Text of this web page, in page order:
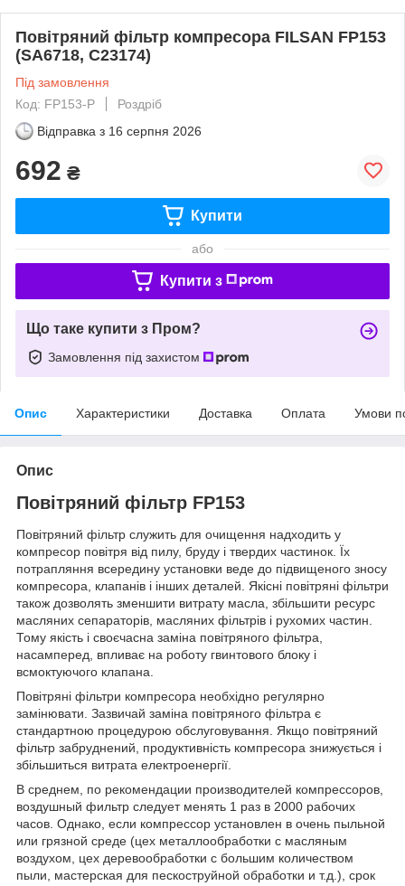
Повітряний фільтр компресора FILSAN FP153
(SA6718, C23174)
Під замовлення
Код: FP153-P
Роздріб
Відправка з 16 серпня 2026
692 ₴
Купити
або
Купити з
Що таке купити з Пром?
Замовлення під захистом
Опис Характеристики Доставка Оплата Умови
Опис
Повітряний фільтр FP153
Повітряний фільтр служить для очищення надходить у
компресор повітря від пилу, бруду і твердих частинок. Їх
потрапляння всередину установки веде до підвищеного зносу
компресора, клапанів і інших деталей. Якісні повітряні фільтри
також дозволять зменшити витрату масла, збільшити ресурс
масляних сепараторів, масляних фільтрів і рухомих частин.
Тому якість і своєчасна заміна повітряного фільтра,
насамперед, впливає на роботу гвинтового блоку і
всмоктуючого клапана.
Повітряні фільтри компресора необхідно регулярно
замінювати. Зазвичай заміна повітряного фільтра є
стандартною процедурою обслуговування. Якщо повітряний
фільтр забруднений, продуктивність компресора знижується і
збільшиться витрата електроенергії.
В среднем, по рекомендации производителей компрессоров,
воздушный фильтр следует менять 1 раз в 2000 рабочих
часов. Однако, если компрессор установлен в очень пыльной
или грязной среде (цех металлообработки с масляным
воздухом, цех деревообработки с большим количеством
пыли, мастерская для пескоструйной обработки и т.д.), срок